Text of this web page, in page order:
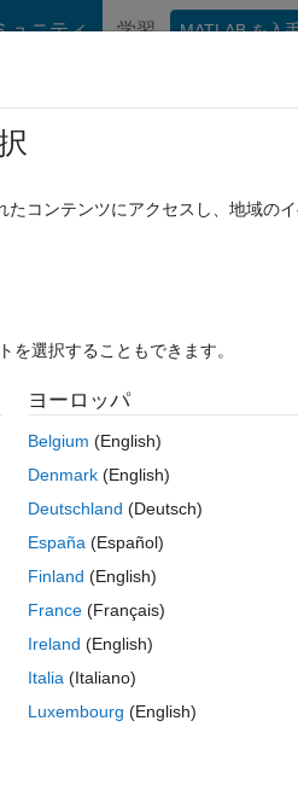
ュニティ 学習 MATLAB を入
に関する FAQ
log scale
log scale.
(D) in Increments (Inc)
-59.2905; -60.2743; -60.6919;
コンテンツにアクセスし、地域の
を選択することもできます。
ヨーロッパ
Belgium (English)
Denmark (English)
Deutschland (Deutsch)
España (Español)
Finland (English)
France (Français)
Ireland (English)
Italia (Italiano)
Luxembourg (English)